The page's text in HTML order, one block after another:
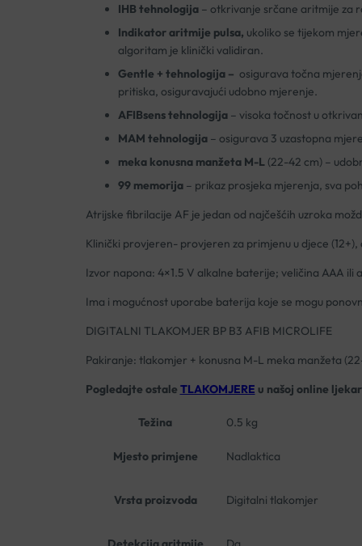
IHB tehnologija– otkrivanje srčane aritmije za
Indikator aritmije pulsa, ukoliko se tijekom
algoritam je klinički validiran.
Gentle + tehnologija – osigurava točna
pritiska, osiguravajući udobno mjerenje.
AFIBsens tehnologija– visoka točnost u
MAM tehnologija– osigurava 3 uzastopna
meka konusna manžeta M-L(22-42 cm) –
99 memorija– prikaz prosjeka mjerenja, sva
Atrijske fibrilacije AF je jedan od najčešćih uzroka
Klinički provjeren- provjeren za primjenu u djece
Izvor napona: 4×1.5 V alkalne baterije; veličina AAA
Ima i mogućnost uporabe baterija koje se mogu
DIGITALNI TLAKOMJER BP B3 AFIB MICROLIFE
Pakiranje: tlakomjer + konusna M-L meka manžeta
Pogledajte ostale TLAKOMJERE u našoj online
Težina 0.5 kg
Mjesto primjene Nadlaktica
Vrsta proizvoda Digitalni tlakomjer